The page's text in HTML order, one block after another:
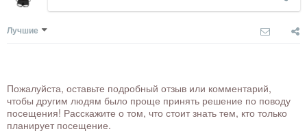
Лучшие
Пожалуйста, оставьте подробный отзыв или комментарий,
чтобы другим людям было проще принять решение по поводу
посещения! Расскажите о том, что стоит знать тем, кто только
планирует посещение.